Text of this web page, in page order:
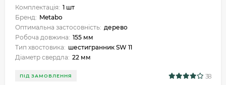
Комплектація: 1 шт
Бренд: Metabo
Оптимальна застосовність: дерево
Робоча довжина: 155 мм
Тип хвостовика: шестигранник SW 11
Діаметр свердла: 22 мм
ПІД ЗАМОВЛЕННЯ 38